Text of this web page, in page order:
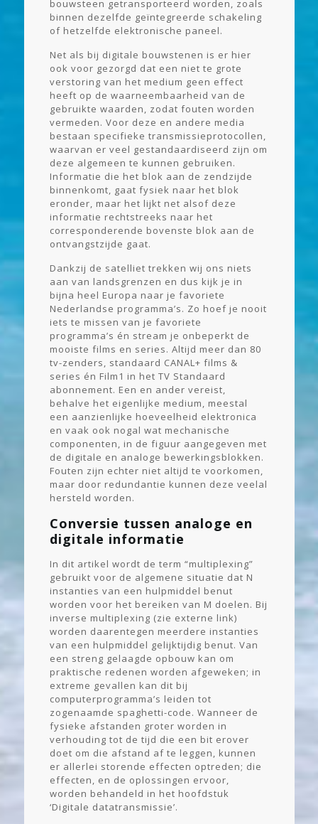
bouwsteen getransporteerd worden, zoals
binnen dezelfde geïntegreerde schakeling
of hetzelfde elektronische paneel.
Net als bij digitale bouwstenen is er hier
ook voor gezorgd dat een niet te grote
verstoring van het medium geen effect
heeft op de waarneembaarheid van de
gebruikte waarden, zodat fouten worden
vermeden. Voor deze en andere media
bestaan specifieke transmissieprotocollen,
waarvan er veel gestandaardiseerd zijn om
deze algemeen te kunnen gebruiken.
Informatie die het blok aan de zendzijde
binnenkomt, gaat fysiek naar het blok
eronder, maar het lijkt net alsof deze
informatie rechtstreeks naar het
corresponderende bovenste blok aan de
ontvangstzijde gaat.
Dankzij de satelliet trekken wij ons niets
aan van landsgrenzen en dus kijk je in
bijna heel Europa naar je favoriete
Nederlandse programma’s. Zo hoef je nooit
iets te missen van je favoriete
programma’s én stream je onbeperkt de
mooiste films en series. Altijd meer dan 80
tv-zenders, standaard CANAL+ films &
series én Film1 in het TV Standaard
abonnement. Een en ander vereist,
behalve het eigenlijke medium, meestal
een aanzienlijke hoeveelheid elektronica
en vaak ook nogal wat mechanische
componenten, in de figuur aangegeven met
de digitale en analoge bewerkingsblokken.
Fouten zijn echter niet altijd te voorkomen,
maar door redundantie kunnen deze veelal
hersteld worden.
Conversie tussen analoge en
digitale informatie
In dit artikel wordt de term “multiplexing”
gebruikt voor de algemene situatie dat N
instanties van een hulpmiddel benut
worden voor het bereiken van M doelen. Bij
inverse multiplexing (zie externe link)
worden daarentegen meerdere instanties
van een hulpmiddel gelijktijdig benut. Van
een streng gelaagde opbouw kan om
praktische redenen worden afgeweken; in
extreme gevallen kan dit bij
computerprogramma’s leiden tot
zogenaamde spaghetti-code. Wanneer de
fysieke afstanden groter worden in
verhouding tot de tijd die een bit erover
doet om die afstand af te leggen, kunnen
er allerlei storende effecten optreden; die
effecten, en de oplossingen ervoor,
worden behandeld in het hoofdstuk
‘Digitale datatransmissie’.